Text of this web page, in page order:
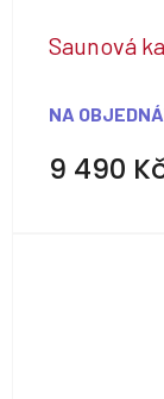
Saunová
NA
9 490